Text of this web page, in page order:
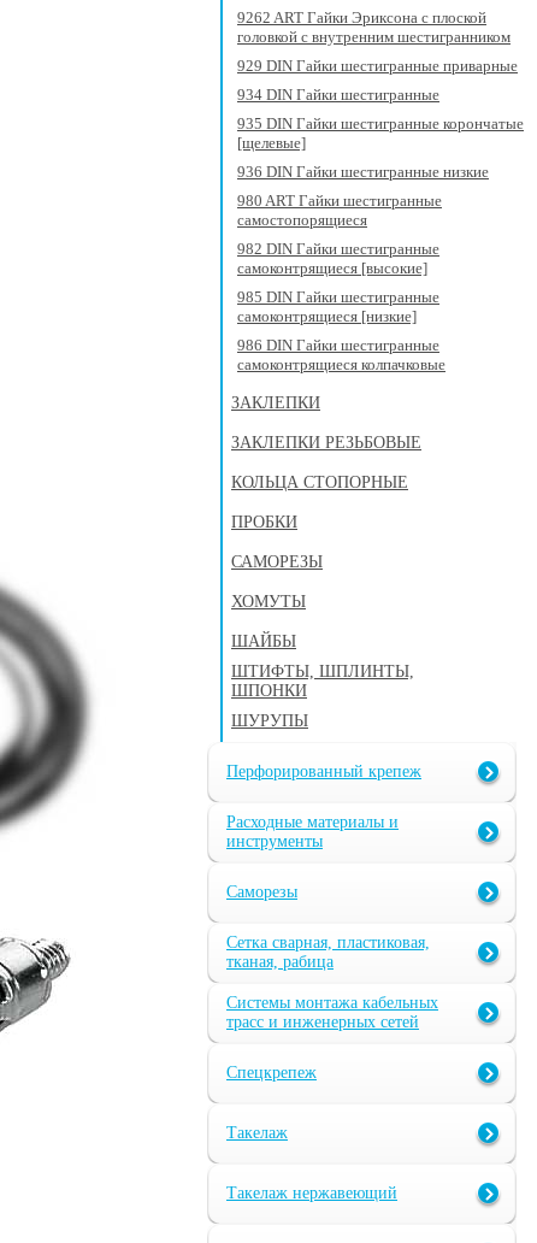
9262 ART Гайки Эриксона с плоской
головкой с внутренним шестигранником
929 DIN Гайки шестигранные приварные
934 DIN Гайки шестигранные
935 DIN Гайки шестигранные корончатые
[щелевые]
936 DIN Гайки шестигранные низкие
980 ART Гайки шестигранные
самостопорящиеся
982 DIN Гайки шестигранные
самоконтрящиеся [высокие]
985 DIN Гайки шестигранные
самоконтрящиеся [низкие]
986 DIN Гайки шестигранные
самоконтрящиеся колпачковые
ЗАКЛЕПКИ
ЗАКЛЕПКИ РЕЗЬБОВЫЕ
КОЛЬЦА СТОПОРНЫЕ
ПРОБКИ
САМОРЕЗЫ
ХОМУТЫ
ШАЙБЫ
ШТИФТЫ, ШПЛИНТЫ,
ШПОНКИ
ШУРУПЫ
Перфорированный крепеж
Расходные материалы и
инструменты
Саморезы
Сетка сварная, пластиковая,
тканая, рабица
Системы монтажа кабельных
трасс и инженерных сетей
Спецкрепеж
Такелаж
Такелаж нержавеющий